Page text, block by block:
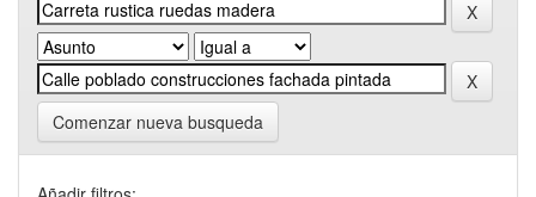
Comenzar nueva busqueda